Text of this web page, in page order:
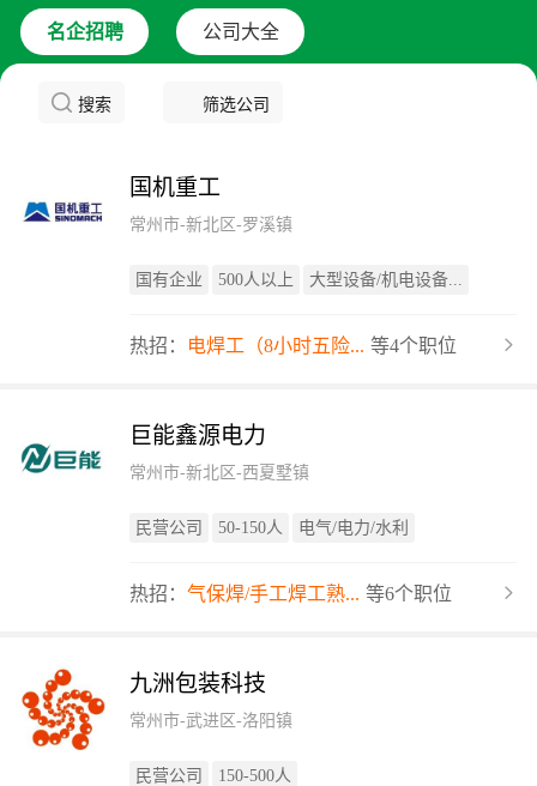
名企招聘 公司大全
搜索 筛选公司
国机重工
常州市-新北区-罗溪镇
国有企业 500人以上 大型设备/机电设备...
热招： 电焊工（8小时五险... 等4个职位
巨能鑫源电力
常州市-新北区-西夏墅镇
民营公司 50-150人 电气/电力/水利
热招： 气保焊/手工焊工熟... 等6个职位
九洲包装科技
常州市-武进区-洛阳镇
民营公司 150-500人